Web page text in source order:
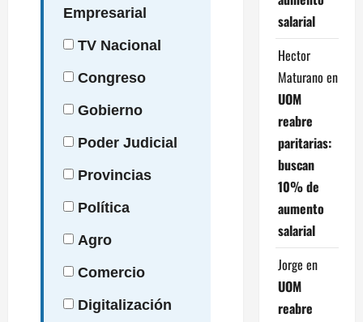
Empresarial
TV Nacional
Congreso
Gobierno
Poder Judicial
Provincias
Política
Agro
Comercio
Digitalización
salarial
Hector
Maturano en
UOM
reabre
paritarias:
buscan
10% de
aumento
salarial
Jorge en
UOM
reabre